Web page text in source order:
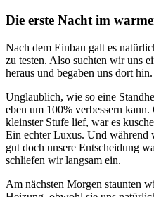
Die erste Nacht im
Nach dem Einbau galt es
zu testen. Also suchten wir uns
heraus und begaben uns dort hin.
Unglaublich, wie so eine
eben um 100% verbessern
kleinster Stufe lief, war es
Ein echter Luxus. Und während
gut doch unsere Entscheidung
schliefen wir langsam ein.
Am nächsten Morgen staunten